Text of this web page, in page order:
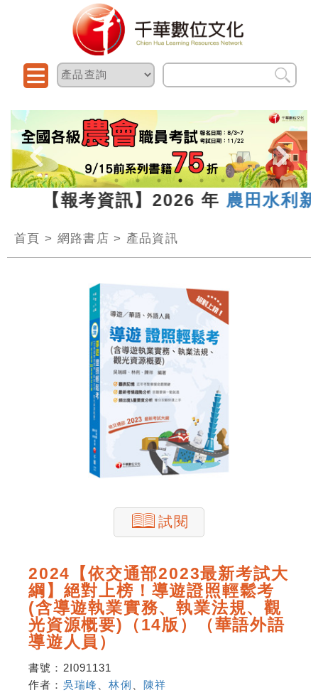
報考資訊】2026 年 農田水利新進
首頁 > 網路書店 > 產品資訊
試閱
2024【依交通部2023最新考試大
綱】絕對上榜！導遊證照輕鬆考
(含導遊執業實務、執業法規、觀
光資源概要)（14版）（華語外語
導遊人員）
書號： 2I091131
作者： 吳瑞峰 、林俐
陳祥